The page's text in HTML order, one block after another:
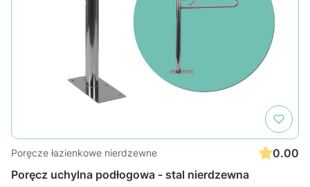
Poręcze łazienkowe nierdzewne
0.00
Poręcz uchylna podłogowa - stal nierdzewna